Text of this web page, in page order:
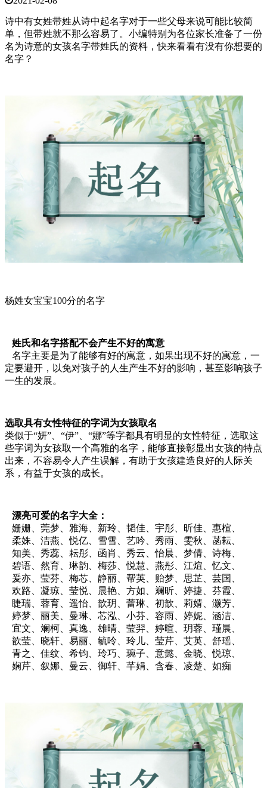
诗中有女姓带姓从诗中起名字对于一些父母来说可能比较简
单，但带姓就不那么容易了。小编特别为各位家长准备了一份
名为诗意的女孩名字带姓氏的资料，快来看看有没有你想要的
名字？
杨姓女宝宝100分的名字
姓氏和名字搭配不会产生不好的寓意
名字主要是为了能够有好的寓意，如果出现不好的寓意，一
定要避开，以免对孩子的人生产生不好的影响，甚至影响孩子
一生的发展。
选取具有女性特征的字词为女孩取名
类似于“妍”、“伊”、“娜”等字都具有明显的女性特征，选取这
些字词为女孩取一个高雅的名字，能够直接彰显出女孩的特点
出来，不容易令人产生误解，有助于女孩建造良好的人际关
系，有益于女孩的成长。
漂亮可爱的名字大全：
姗姗、莞梦、雅海、新玲、韬佳、宇彤、昕佳、惠楦、
柔姝、洁燕、悦亿、雪雪、艺吟、秀雨、雯秋、菡耘、
知美、秀蕊、耘彤、函肖、秀云、怡晨、梦倩、诗梅、
碧语、然育、琳韵、梅莎、悦慧、燕彤、江煊、忆文、
爰亦、莹芬、梅芯、静丽、帮英、贻梦、思芷、芸国、
欢路、凝琼、莹悦、晨艳、方如、斓昕、婷捷、芬霞、
睫瑞、蓉育、遥怡、歆玥、蕾琳、初歆、莉婧、灏芳、
婷梦、丽美、曼琳、芯泓、小芬、容雨、婷妮、涵洁、
宜文、斓柯、真逸、雄晴、莹羿、婷暄、玥蓉、瑾晨、
歆莹、晓轩、易丽、毓呤、玲儿、莹芹、艾英、舒瑶、
青之、佳纹、希钧、玲巧、琬子、意懿、金晓、悦琼、
娴芹、叙娜、曼云、御轩、芊娟、含春、凌楚、如痴